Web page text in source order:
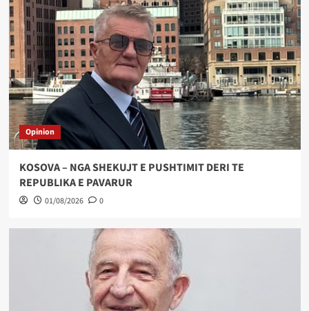
Opinion
KOSOVA – NGA SHEKUJT E PUSHTIMIT DERI TE
REPUBLIKA E PAVARUR
01/08/2026 0